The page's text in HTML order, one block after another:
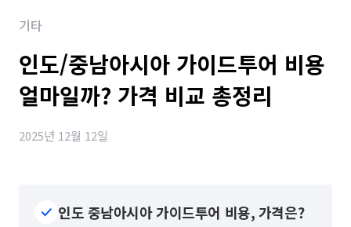
기타
인도/중남아시아 가이드투어 비용
얼마일까? 가격 비교 총정리
2025년 12월 12일
인도 중남아시아 가이드투어 비용, 가격은?